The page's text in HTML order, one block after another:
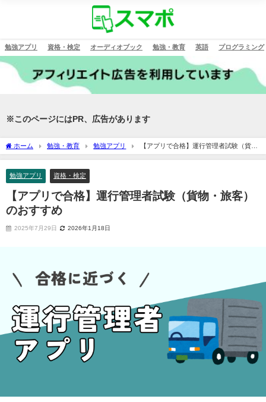
勉強アプリ 資格・検定 オーディオブック 勉強・教育 英語 プログラミング
※このページにはPR、広告があります
ホーム 勉強・教育 勉強アプリ
【アプリで合格】運行管理者試験（貨
物・旅客）のおすすめ
勉強アプリ 資格・検定
【アプリで合格】運行管理者試験（貨物・旅客）
のおすすめ
2025年7月29日 2026年1月18日